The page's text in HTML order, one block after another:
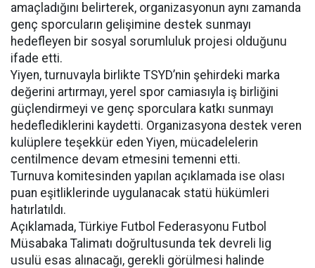
amaçladığını belirterek, organizasyonun aynı zamanda
genç sporcuların gelişimine destek sunmayı
hedefleyen bir sosyal sorumluluk projesi olduğunu
ifade etti.
Yiyen, turnuvayla birlikte TSYD’nin şehirdeki marka
değerini artırmayı, yerel spor camiasıyla iş birliğini
güçlendirmeyi ve genç sporculara katkı sunmayı
hedeflediklerini kaydetti. Organizasyona destek veren
kulüplere teşekkür eden Yiyen, mücadelelerin
centilmence devam etmesini temenni etti.
Turnuva komitesinden yapılan açıklamada ise olası
puan eşitliklerinde uygulanacak statü hükümleri
hatırlatıldı.
Açıklamada, Türkiye Futbol Federasyonu Futbol
Müsabaka Talimatı doğrultusunda tek devreli lig
usulü esas alınacağı, gerekli görülmesi halinde